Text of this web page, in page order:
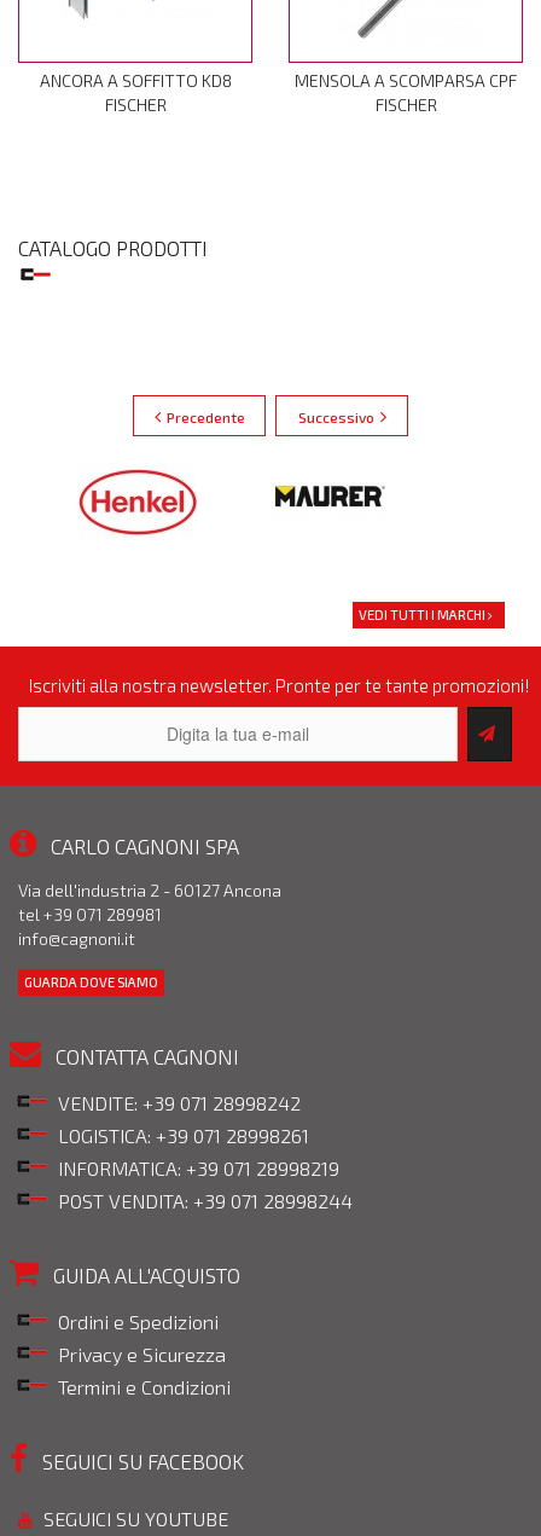
ANCORA A SOFFITTO KD8
FISCHER
MENSOLA A SCOMPARSA CPF
FISCHER
CATALOGO PRODOTTI
Precedente Successivo
VEDI TUTTI I MARCHI
Iscriviti alla nostra newsletter. Pronte per te tante promozioni!
CARLO CAGNONI SPA
Via dell'industria 2 - 60127 Ancona
tel +39 071 289981
info@cagnoni.it
GUARDA DOVE SIAMO
CONTATTA CAGNONI
VENDITE: +39 071 28998242
LOGISTICA: +39 071 28998261
INFORMATICA: +39 071 28998219
POST VENDITA: +39 071 28998244
GUIDA ALL'ACQUISTO
Ordini e Spedizioni
Privacy e Sicurezza
Termini e Condizioni
SEGUICI SU FACEBOOK
SEGUICI SU YOUTUBE